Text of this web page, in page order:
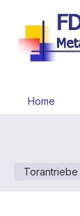
Hauptinhalt
Zur Suche
Zur
Home
Torantriebe